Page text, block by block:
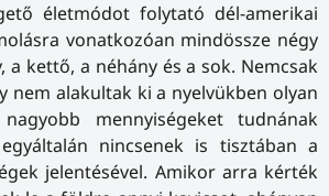
életmódot folytató dél-amerikai
vonatkozóan mindössze négy
a kettő, a néhány és a sok. Nemcsak
nem alakultak ki a nyelvükben olyan
mennyiségeket tudnának
nincsenek is tisztában a
jelentésével. Amikor arra kérték